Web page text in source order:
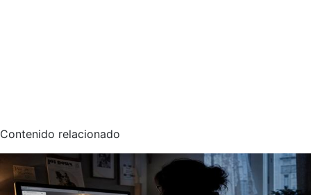
Contenido relacionado